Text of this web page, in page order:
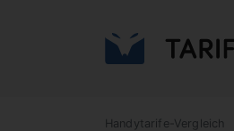
Handytarife-Vergleich